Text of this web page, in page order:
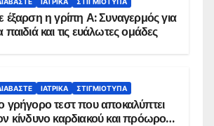
ΙΑΤΡΙΚΆ ΣΤΙΓΜΙΌΤΥΠΑ
έξαρση η γρίπη Α: Συναγερμός για
παιδιά και τις ευάλωτες ομάδες
ΙΑΤΡΙΚΆ ΣΤΙΓΜΙΌΤΥΠΑ
γρήγορο τεστ που αποκαλύπτει
κίνδυνο καρδιακού και πρόωρου